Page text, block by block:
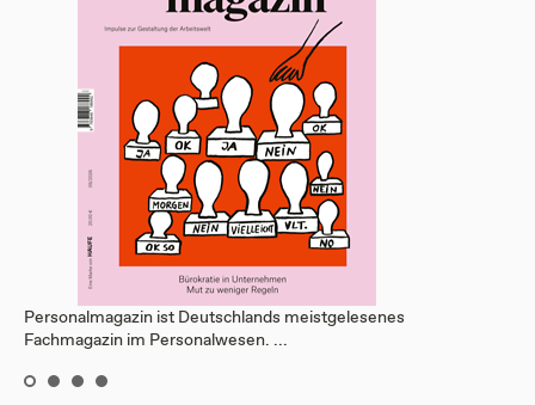
Personalmagazin ist Deutschlands meistgelesenes
Fachmagazin im Personalwesen. ...